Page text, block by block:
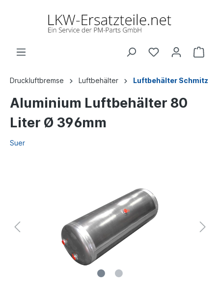
Druckluftbremse Luftbehälter Luftbehälter Schmitz
Aluminium Luftbehälter 80
Liter Ø 396mm
Suer